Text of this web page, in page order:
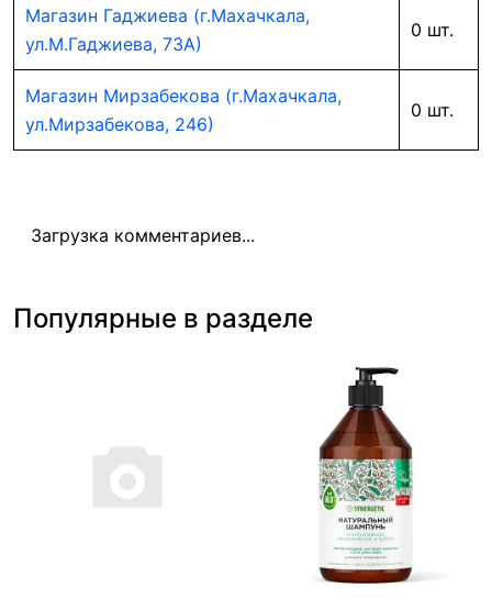
Магазин Гаджиева (г.Махачкала,
ул.М.Гаджиева, 73А)
0 шт.
Магазин Мирзабекова (г.Махачкала,
ул.Мирзабекова, 246)
0 шт.
Загрузка комментариев...
Популярные в разделе